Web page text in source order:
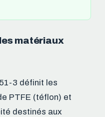
matériaux
3 définit les
PTFE (téflon) et
destinés aux